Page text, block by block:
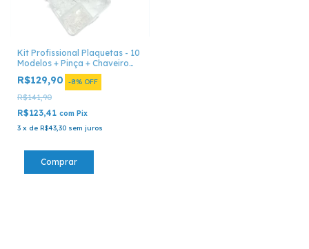
Kit Profissional Plaquetas - 10
Modelos + Pinça + Chaveiro
com Pontas
R$129,90 -8% OFF
R$141,90
R$123,41 com Pix
3 x de R$43,30 sem juros